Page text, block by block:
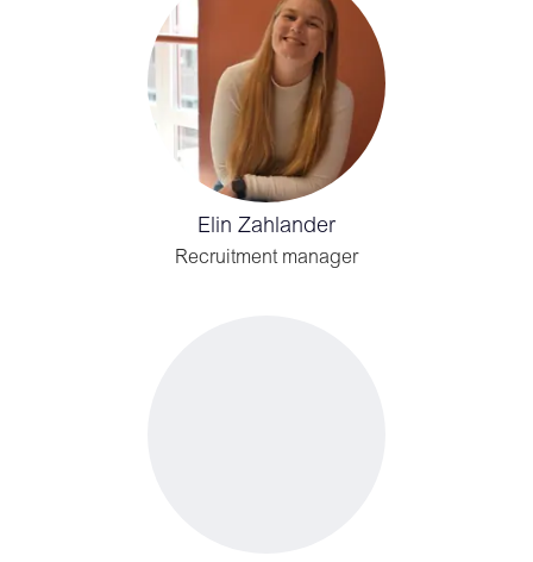
Elin Zahlander
Recruitment manager